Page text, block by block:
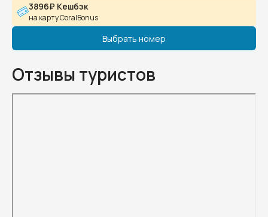
3896₽ Кешбэк
на карту CoralBonus
Выбрать номер
Отзывы туристов